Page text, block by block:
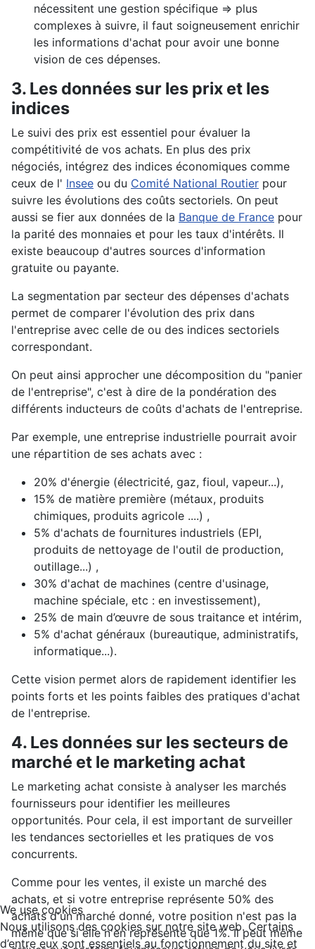
nécessitent une gestion spécifique => plus
complexes à suivre, il faut soigneusement enrichir
les informations d'achat pour avoir une bonne
vision de ces dépenses.
3. Les données sur les prix et les
indices
Le suivi des prix est essentiel pour évaluer la
compétitivité de vos achats. En plus des prix
négociés, intégrez des indices économiques comme
ceux de l' Insee ou du Comité National Routier pour
suivre les évolutions des coûts sectoriels. On peut
aussi se fier aux données de la Banque de France pour
la parité des monnaies et pour les taux d'intérêts. Il
existe beaucoup d'autres sources d'information
gratuite ou payante.
La segmentation par secteur des dépenses d'achats
permet de comparer l'évolution des prix dans
l'entreprise avec celle de ou des indices sectoriels
correspondant.
On peut ainsi approcher une décomposition du "panier
de l'entreprise", c'est à dire de la pondération des
différents inducteurs de coûts d'achats de l'entreprise.
Par exemple, une entreprise industrielle pourrait avoir
une répartition de ses achats avec :
20% d'énergie (électricité, gaz, fioul, vapeur...),
15% de matière première (métaux, produits
chimiques, produits agricole ....) ,
5% d'achats de fournitures industriels (EPI,
produits de nettoyage de l'outil de production,
outillage...) ,
30% d'achat de machines (centre d'usinage,
machine spéciale, etc : en investissement),
25% de main d’œuvre de sous traitance et intérim,
5% d'achat généraux (bureautique, administratifs,
informatique...).
Cette vision permet alors de rapidement identifier les
points forts et les points faibles des pratiques d'achat
de l'entreprise.
4. Les données sur les secteurs de
marché et le marketing achat
Le marketing achat consiste à analyser les marchés
fournisseurs pour identifier les meilleures
opportunités. Pour cela, il est important de surveiller
les tendances sectorielles et les pratiques de vos
concurrents.
Comme pour les ventes, il existe un marché des
achats, et si votre entreprise représente 50% des
achats d'un marché donné, votre position n'est pas la
même que si elle n'en représente que 1%. Il peut même
We use cookies
Nous utilisons des cookies sur notre site web. Certains
d’entre eux sont essentiels au fonctionnement du site et